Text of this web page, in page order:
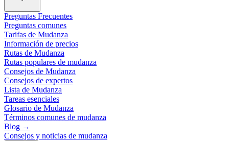
Preguntas Frecuentes
Preguntas comunes
Tarifas de Mudanza
Información de precios
Rutas de Mudanza
Rutas populares de mudanza
Consejos de Mudanza
Consejos de expertos
Lista de Mudanza
Tareas esenciales
Glosario de Mudanza
Términos comunes de mudanza
Blog →
Consejos y noticias de mudanza